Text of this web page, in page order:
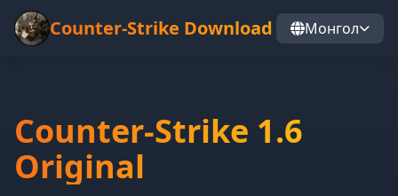
Counter-Strike Download Монгол
Counter-Strike 1.6
Original